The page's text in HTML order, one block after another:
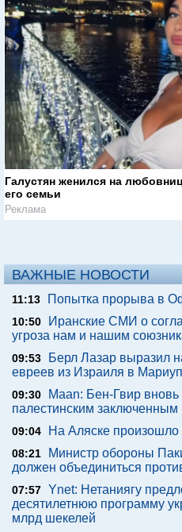
Галустян женился на
его семьи
Реклама
ВАЖНЫЕ НОВОСТИ
11:13 Попытка прорыва в
10:50
Иранские СМИ о
угроза нам и нашим
09:53
Берл Лазар выразил
евреев из Израиля в
09:30
Maan: Бен-Гвир вновь
палестинским заключенным
09:04 На Аляске произошло
08:21
Министр обороны
должен объединиться
07:57 Ynet: Нетаниягу
десятилетнюю программу
млрд шекелей